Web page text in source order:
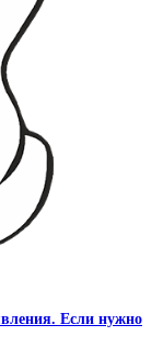
Если нужно